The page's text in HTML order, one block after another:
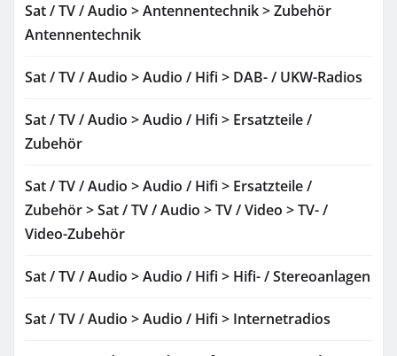
Sat / TV / Audio > Antennentechnik > Zubehör
Antennentechnik
Sat / TV / Audio > Audio / Hifi > DAB- / UKW-Radios
Sat / TV / Audio > Audio / Hifi > Ersatzteile /
Zubehör
Sat / TV / Audio > Audio / Hifi > Ersatzteile /
Zubehör > Sat / TV / Audio > TV / Video > TV- /
Video-Zubehör
Sat / TV / Audio > Audio / Hifi > Hifi- / Stereoanlagen
Sat / TV / Audio > Audio / Hifi > Internetradios